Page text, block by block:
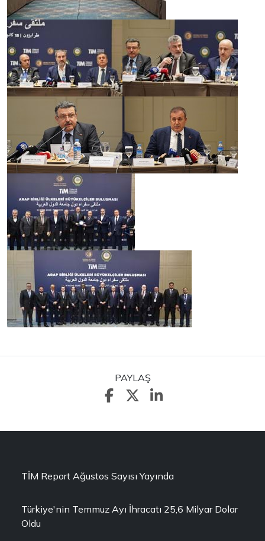
PAYLAŞ
TİM Report Ağustos Sayısı Yayında
Türkiye'nin Temmuz Ayı İhracatı 25,6 Milyar Dolar
Oldu